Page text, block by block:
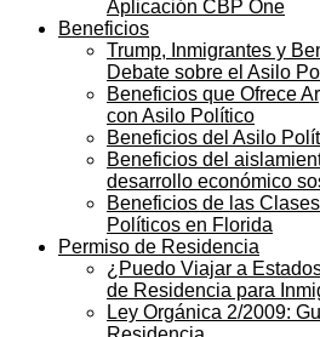
Aplicación CBP One
Beneficios
Trump, Inmigrantes y
Debate sobre el Asilo
Beneficios que Ofrece
con Asilo Político
Beneficios del Asilo
Beneficios del
desarrollo económico
Beneficios de las
Políticos en Florida
Permiso de Residencia
¿Puedo Viajar a
de Residencia para
Ley Orgánica 2/2009: